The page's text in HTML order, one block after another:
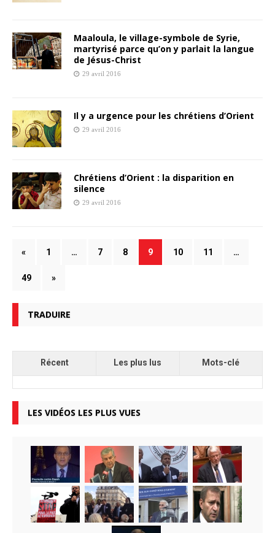
Maaloula, le village-symbole de Syrie,
martyrisé parce qu’on y parlait la langue
de Jésus-Christ
29 avril 2016
Il y a urgence pour les chrétiens d’Orient
29 avril 2016
Chrétiens d’Orient : la disparition en
silence
29 avril 2016
« 1 … 7 8 9 10 11 …
49 »
TRADUIRE
Récent Les plus lus Mots-clé
LES VIDÉOS LES PLUS VUES